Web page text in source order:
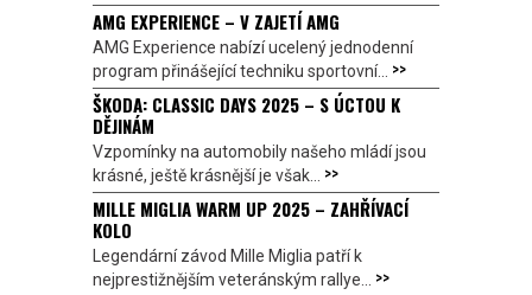
AMG EXPERIENCE – V ZAJETÍ AMG
AMG Experience nabízí ucelený jednodenní
program přinášející techniku sportovní... >>
ŠKODA: CLASSIC DAYS 2025 – S ÚCTOU K
DĚJINÁM
Vzpomínky na automobily našeho mládí jsou
krásné, ještě krásnější je však... >>
MILLE MIGLIA WARM UP 2025 – ZAHŘÍVACÍ
KOLO
Legendární závod Mille Miglia patří k
nejprestižnějším veteránským rallye... >>